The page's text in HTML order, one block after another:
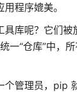
程序媲美。
具库呢？它们被
一“仓库”中，
个管理员，pip